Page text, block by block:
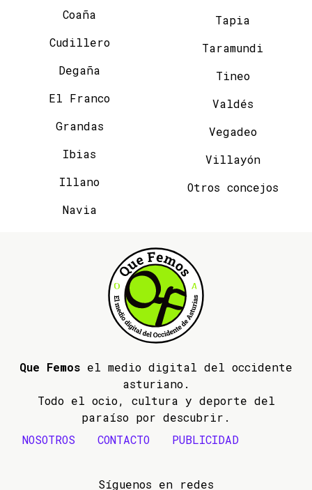
Coaña
Cudillero
Degaña
El Franco
Grandas
Ibias
Illano
Navia
Tapia
Taramundi
Tineo
Valdés
Vegadeo
Villayón
Otros concejos
Que Femos el medio digital del occidente
asturiano.
Todo el ocio, cultura y deporte del
paraíso por descubrir.
NOSOTROS
CONTACTO PUBLICIDAD
Síguenos en redes